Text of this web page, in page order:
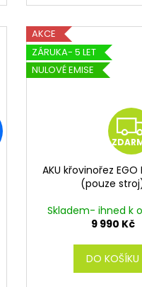
AKCE
ZÁRUKA- 5 LET
NULOVÉ EMISE
AKU křovinořez EGO
(pouze
Skladem- ihned k
9 990 Kč
DO KOŠÍKU